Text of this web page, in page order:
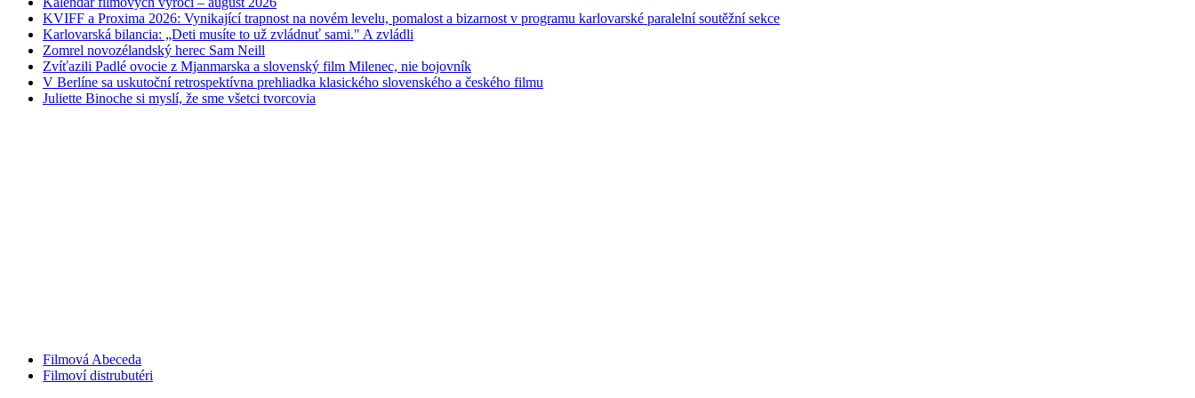
KVIFF a Proxima 2026: Vynikající trapnost na novém levelu, pomalost a bizarnost v programu karlovarské paralelní soutěžní sekce
Karlovarská bilancia: „Deti musíte to už zvládnuť sami." A zvládli
Zomrel novozélandský herec Sam Neill
Zvíťazili Padlé ovocie z Mjanmarska a slovenský film Milenec, nie bojovník
V Berlíne sa uskutoční retrospektívna prehliadka klasického slovenského a českého filmu
Juliette Binoche si myslí, že sme všetci tvorcovia
Filmová Abeceda
Filmoví distrubutéri